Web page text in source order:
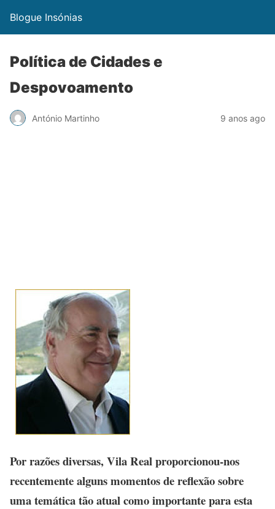
Blogue Insónias
Política de Cidades e
Despovoamento
António Martinho 9 anos ago
Por razões diversas, Vila Real proporcionou-nos
recentemente alguns momentos de reflexão sobre
uma temática tão atual como importante para esta